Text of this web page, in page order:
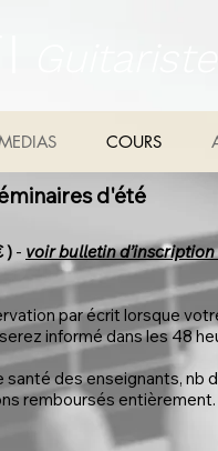
COURS
d'été
) - voir bulletin
par écrit lorsque
informé dans les 48
santé des enseignants,
remboursés entièrement.